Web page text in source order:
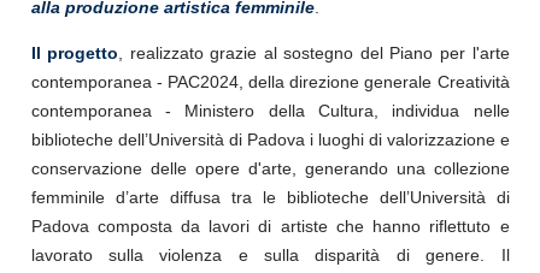
alla produzione artistica femminile.
Il progetto, realizzato grazie al sostegno del Piano per l'arte
contemporanea - PAC2024, della direzione generale Creatività
contemporanea - Ministero della Cultura, individua nelle
biblioteche dell’Università di Padova i luoghi di valorizzazione e
conservazione delle opere d'arte, generando una collezione
femminile d’arte diffusa tra le biblioteche dell’Università di
Padova composta da lavori di artiste che hanno riflettuto e
lavorato sulla violenza e sulla disparità di genere. Il